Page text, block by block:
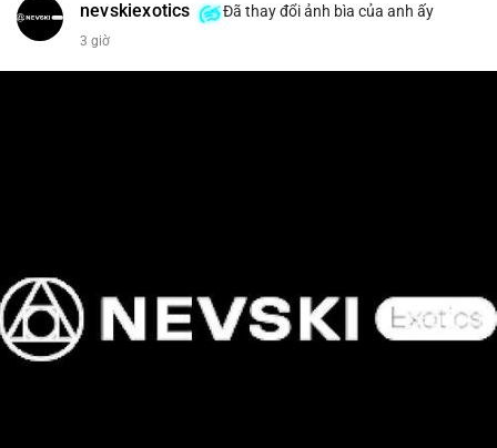
nevskiexotics Đã thay đổi ảnh bìa của anh ấy
3 giờ